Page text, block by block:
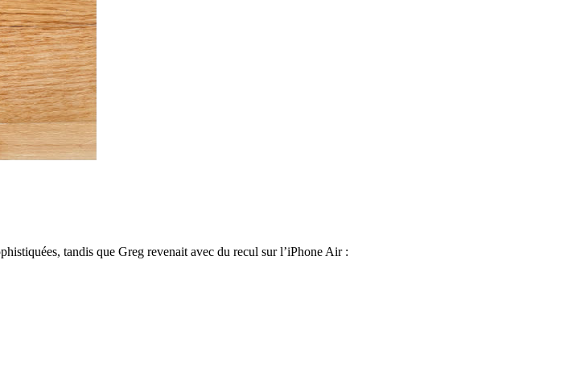
tandis que Greg revenait avec du recul sur l’iPhone Air :